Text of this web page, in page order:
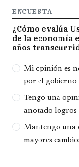
ENCUESTA
¿Cómo evalúa
de la economía
años
Opciones
Mi opinión es
por el gobierno
Tengo una
anotado logros
Mantengo una
mayores